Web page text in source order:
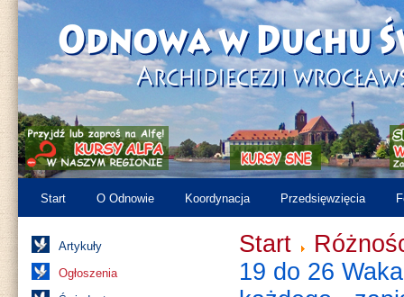
Start O Odnowie Koordynacja Przedsięwzięcia
Artykuły
Ogłoszenia
Start
19 do 26